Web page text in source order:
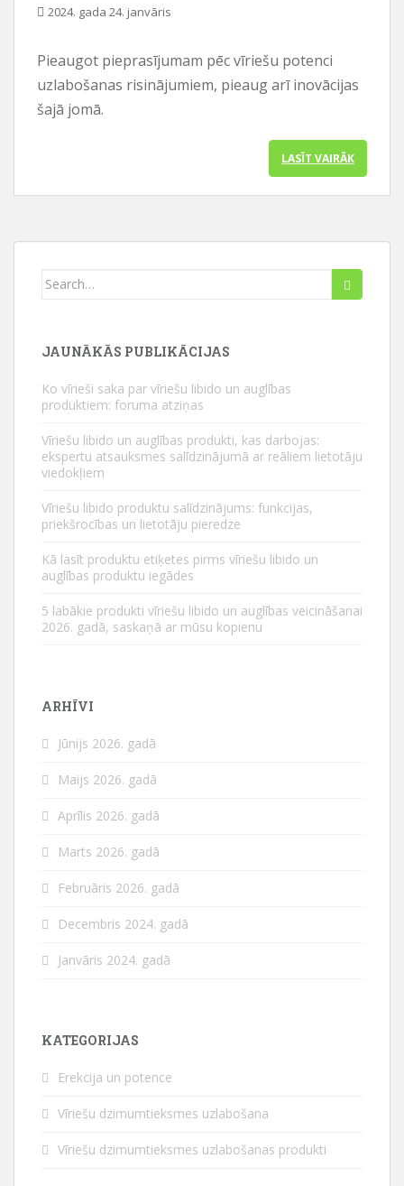
2024. gada 24. janvāris
Pieaugot pieprasījumam pēc vīriešu potenci
uzlabošanas risinājumiem, pieaug arī inovācijas
šajā jomā.
LASĪT VAIRĀK
Meklēt:
JAUNĀKĀS PUBLIKĀCIJAS
Ko vīrieši saka par vīriešu libido un auglības
produktiem: foruma atziņas
Vīriešu libido un auglības produkti, kas darbojas:
ekspertu atsauksmes salīdzinājumā ar reāliem lietotāju
viedokļiem
Vīriešu libido produktu salīdzinājums: funkcijas,
priekšrocības un lietotāju pieredze
Kā lasīt produktu etiķetes pirms vīriešu libido un
auglības produktu iegādes
5 labākie produkti vīriešu libido un auglības veicināšanai
2026. gadā, saskaņā ar mūsu kopienu
ARHĪVI
Jūnijs 2026. gadā
Maijs 2026. gadā
Aprīlis 2026. gadā
Marts 2026. gadā
Februāris 2026. gadā
Decembris 2024. gadā
Janvāris 2024. gadā
KATEGORIJAS
Erekcija un potence
Vīriešu dzimumtieksmes uzlabošana
Vīriešu dzimumtieksmes uzlabošanas produkti